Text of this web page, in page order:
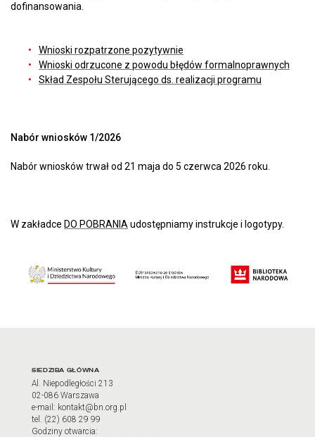
dofinansowania.
Wnioski rozpatrzone pozytywnie
Wnioski odrzucone z powodu błędów formalnoprawnych
Skład Zespołu Sterującego ds. realizacji programu
Nabór wniosków 1/2026
Nabór wniosków trwał od 21 maja do 5 czerwca 2026 roku.
W zakładce DO POBRANIA udostępniamy instrukcje i logotypy.
Adres oraz godziny
SIEDZIBA GŁÓWNA
Al. Niepodległości 213
02-086 Warszawa
e-mail: kontakt@bn.org.pl
tel. (22) 608 29 99
Godziny otwarcia: